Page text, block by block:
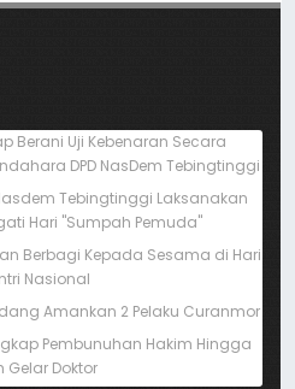
Berani Uji Kebenaran Secara
DPD NasDem Tebingtinggi
Nasdem Tebingtinggi Laksanakan
Hari "Sumpah Pemuda"
Berbagi Kepada Sesama di Hari
Nasional
Amankan 2 Pelaku Curanmor
Pembunuhan Hakim Hingga
Gelar Doktor